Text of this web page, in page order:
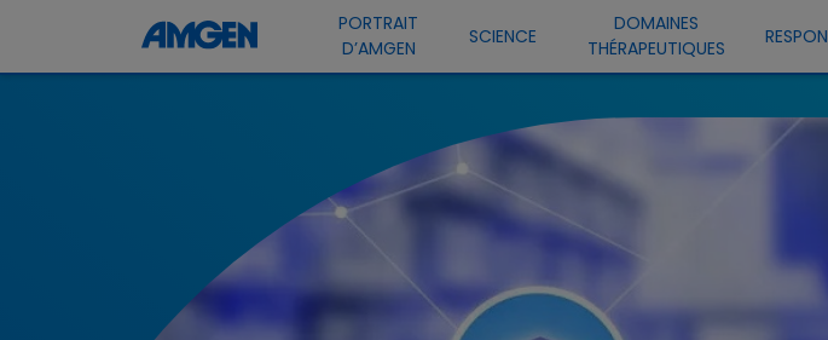
PORTRAIT
D’AMGEN
SCIENCE
DOMAINES
THÉRAPEUTIQUES